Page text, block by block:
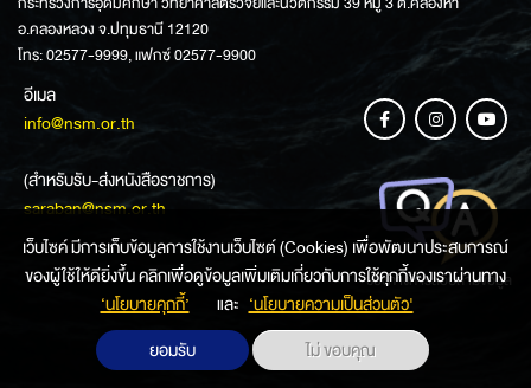
อ.คลองหลวง จ.ปทุมธานี 12120
โทร: 02577-9999, แฟกซ์ 02577-9900
อีเมล
info@nsm.or.th
(สำหรับรับ-ส่งหนังสือราชการ)
saraban@nsm.or.th
ช่องทางการสอบถามข้อมูล
เว็บไซค์ มีการเก็บข้อมูลการใช้งานเว็บไซต์ (Cookies) เพื่อพัฒนาประสบการณ์
ของผู้ใช้ให้ดียิ่งขึ้น คลิกเพื่อดูข้อมูลเพิ่มเติมเกี่ยวกับการใช้คุกกี้ของเราผ่านทาง
‘นโยบายคุกกี้’
และ ‘นโยบายความเป็นส่วนตัว'
ยอมรับ
ไม่ ขอบคุณ